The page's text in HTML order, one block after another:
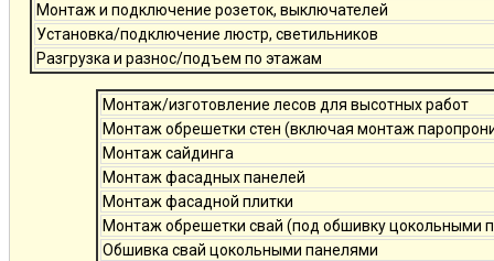
Монтаж и подключение розеток, выключателей
Установка/подключение люстр, светильников
Разгрузка и разнос/подъем по этажам
Монтаж/изготовление лесов для высотных работ
Монтаж обрешетки стен (включая монтаж
Монтаж сайдинга
Монтаж фасадных панелей
Монтаж фасадной плитки
Монтаж обрешетки свай (под обшивку цокольными
Обшивка свай цокольными панелями